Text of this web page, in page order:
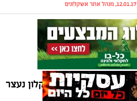
12.01.17, מנהל אתר אשקלונים
סמים במזוודה: תושב אשקלון נעצר
בנתב"ג